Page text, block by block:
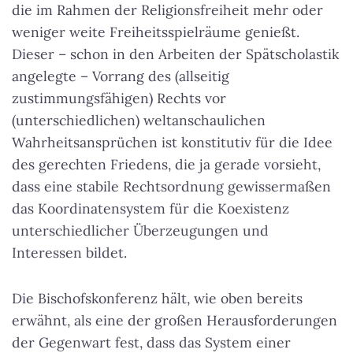
die im Rahmen der Religionsfreiheit mehr oder
weniger weite Freiheitsspielräume genießt.
Dieser – schon in den Arbeiten der Spätscholastik
angelegte – Vorrang des (allseitig
zustimmungsfähigen) Rechts vor
(unterschiedlichen) weltanschaulichen
Wahrheitsansprüchen ist konstitutiv für die Idee
des gerechten Friedens, die ja gerade vorsieht,
dass eine stabile Rechtsordnung gewissermaßen
das Koordinatensystem für die Koexistenz
unterschiedlicher Überzeugungen und
Interessen bildet.
Die Bischofskonferenz hält, wie oben bereits
erwähnt, als eine der großen Herausforderungen
der Gegenwart fest, dass das System einer